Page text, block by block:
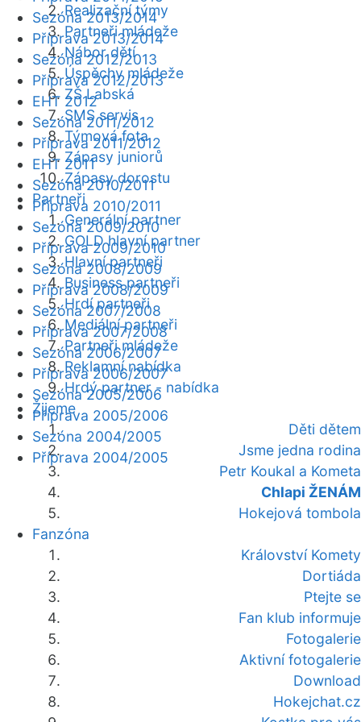
Realizační týmy
Partneři mládeže
Nábor dětí
Úspěchy mládeže
ZŠ Labská
SMS servis
Týmová fota
Zápasy juniorů
Zápasy dorostu
Partneři
Generální partner
GOLD hlavní partner
Hlavní partneři
Business partneři
Hrdí partneři
Mediální partneři
Partneři mládeže
Reklamní nabídka
Hrdý partner - nabídka
Žijeme
Děti dětem
Jsme jedna rodina
Petr Koukal a Kometa
Chlapi ŽENÁM
Hokejová tombola
Fanzóna
Království Komety
Dortiáda
Ptejte se
Fan klub informuje
Fotogalerie
Aktivní fotogalerie
Download
Hokejchat.cz
Sezóna 2013/2014
Příprava 2013/2014
Sezóna 2012/2013
Příprava 2012/2013
EHT 2012
Sezóna 2011/2012
Příprava 2011/2012
EHT 2011
Sezóna 2010/2011
Příprava 2010/2011
Sezóna 2009/2010
Příprava 2009/2010
Sezóna 2008/2009
Příprava 2008/2009
Sezóna 2007/2008
Příprava 2007/2008
Sezóna 2006/2007
Příprava 2006/2007
Sezóna 2005/2006
Příprava 2005/2006
Sezóna 2004/2005
Příprava 2004/2005